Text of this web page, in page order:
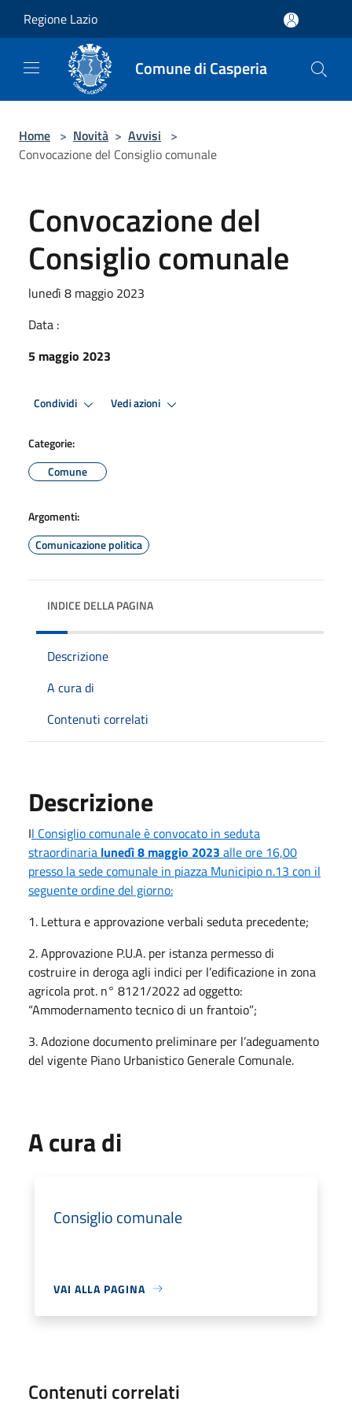
Regione Lazio
Comune di Casperia
Home > Novità > Avvisi >
Convocazione del Consiglio comunale
Convocazione del
Consiglio comunale
lunedì 8 maggio 2023
Data :
5 maggio 2023
Condividi Vedi azioni
Categorie:
Comune
Argomenti:
Comunicazione politica
INDICE DELLA PAGINA
Descrizione
A cura di
Contenuti correlati
Descrizione
Il Consiglio comunale è convocato in seduta
straordinaria lunedì 8 maggio 2023 alle ore 16,00
presso la sede comunale in piazza Municipio n.13 con il
seguente ordine del giorno:
1. Lettura e approvazione verbali seduta precedente;
2. Approvazione P.U.A. per istanza permesso di
costruire in deroga agli indici per l’edificazione in zona
agricola prot. n° 8121/2022 ad oggetto:
“Ammodernamento tecnico di un frantoio”;
3. Adozione documento preliminare per l’adeguamento
del vigente Piano Urbanistico Generale Comunale.
A cura di
Consiglio comunale
VAI ALLA PAGINA
Contenuti correlati